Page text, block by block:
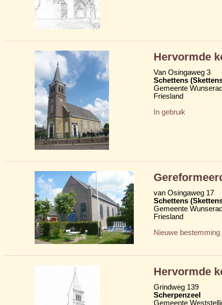
Hervormde
Van Osingaweg 3
Schettens
Gemeente
Friesland
In gebruik
van Osingaweg 17
Schettens
Gemeente
Friesland
Nieuwe bestemming
Hervormde
Grindweg 139
Scherpenzeel
Gemeente